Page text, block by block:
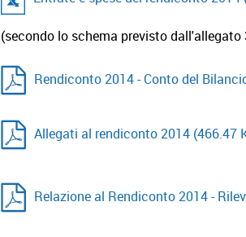
(secondo lo schema previsto dall'allegato
Rendiconto 2014 - Conto del
Allegati al rendiconto 2014(466.47
Relazione al Rendiconto 2014 -